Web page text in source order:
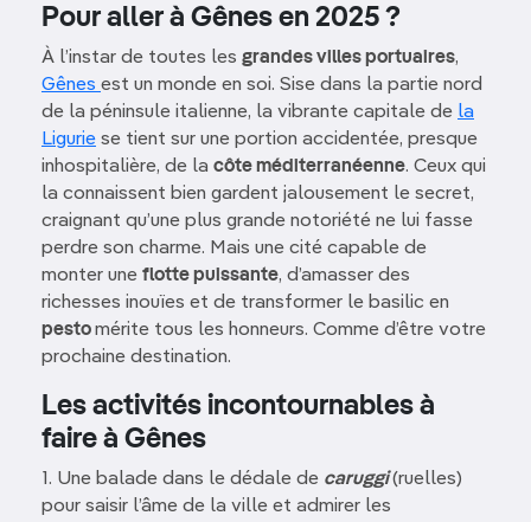
Pour aller à Gênes en 2025 ?
À l’instar de toutes les grandes villes portuaires,
Gênes est un monde en soi. Sise dans la partie nord
de la péninsule italienne, la vibrante capitale de la
Ligurie se tient sur une portion accidentée, presque
inhospitalière, de la côte méditerranéenne. Ceux qui
la connaissent bien gardent jalousement le secret,
craignant qu’une plus grande notoriété ne lui fasse
perdre son charme. Mais une cité capable de
monter une flotte puissante, d’amasser des
richesses inouïes et de transformer le basilic en
pestomérite tous les honneurs. Comme d’être votre
prochaine destination.
Les activités incontournables à
faire à Gênes
1. Une balade dans le dédale de caruggi(ruelles)
pour saisir l’âme de la ville et admirer les